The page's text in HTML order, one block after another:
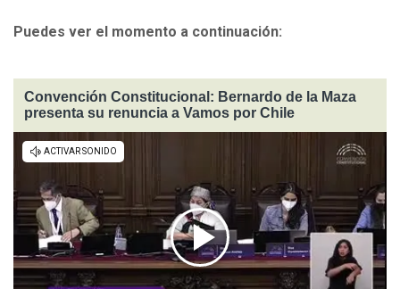
Puedes ver el momento a continuación:
Convención Constitucional: Bernardo de la Maza
presenta su renuncia a Vamos por Chile